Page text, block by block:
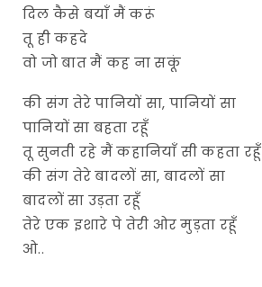
दिल कैसे बयाँ मैं करूं
तू ही कहदे
वो जो बात मैं कह ना सकूं
की संग तेरे पानियों सा, पानियों सा
पानियों सा बहता रहूँ
तू सुनती रहे मैं कहानियाँ सी कहता रहूँ
की संग तेरे बादलों सा, बादलों सा
बादलों सा उड़ता रहूँ
तेरे एक इशारे पे तेरी ओर मुड़ता रहूँ
ओ..